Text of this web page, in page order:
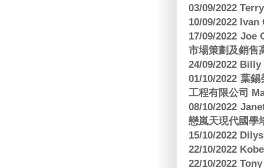
03/09/2022
10/09/2022
17/09/2022
市場策劃及銷售
24/09/2022
01/10/2022 葉
工程有限公司
08/10/2022
戀嵐天現代國學
15/10/2022
22/10/2022
22/10/2022